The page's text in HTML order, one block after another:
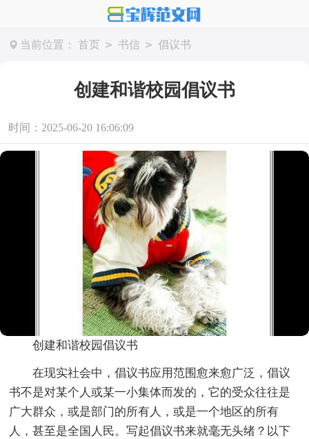
当前位置： 首页 > 书信 > 倡议书
创建和谐校园倡议书
时间：2025-06-20 16:06:09
创建和谐校园倡议书
在现实社会中，倡议书应用范围愈来愈广泛，倡议
书不是对某个人或某一小集体而发的，它的受众往往是
广大群众，或是部门的所有人，或是一个地区的所有
人，甚至是全国人民。写起倡议书来就毫无头绪？以下